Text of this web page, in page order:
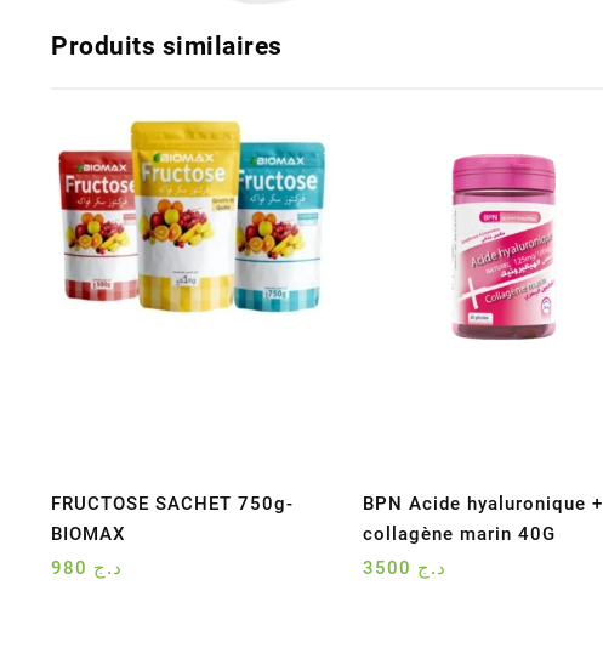
Produits similaires
FRUCTOSE SACHET 750g-
BIOMAX
د.ج
BPN Acide hyaluronique +
collagène marin 40G
د.ج